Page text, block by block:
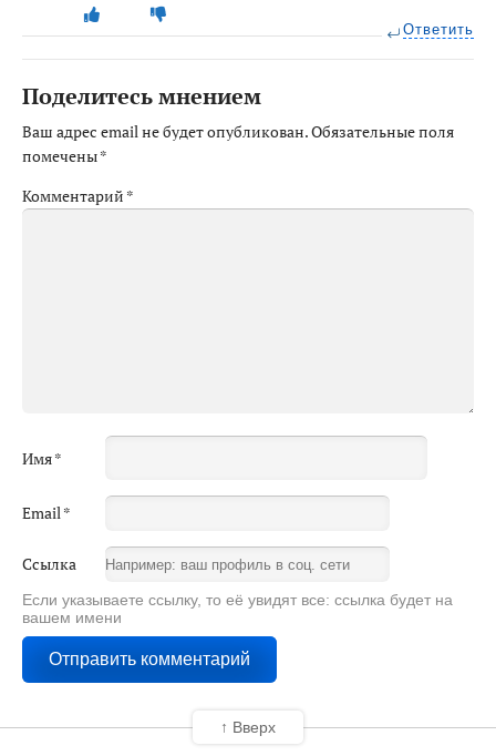
Ответить
Поделитесь мнением
Ваш адрес email не будет опубликован.Обязательные поля
помечены*
Комментарий *
Имя*
Email*
Ссылка
Если указываете ссылку, то её увидят все: ссылка будет на
вашем имени
↑ Вверх